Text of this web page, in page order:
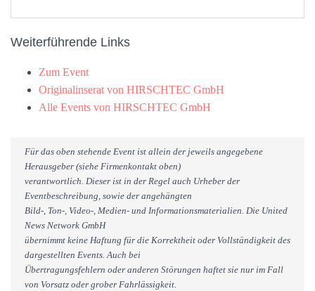
Weiterführende Links
Zum Event
Originalinserat von HIRSCHTEC GmbH
Alle Events von HIRSCHTEC GmbH
Für das oben stehende Event ist allein der jeweils angegebene
Herausgeber (siehe Firmenkontakt oben)
verantwortlich. Dieser ist in der Regel auch Urheber der
Eventbeschreibung, sowie der angehängten
Bild-, Ton-, Video-, Medien- und Informationsmaterialien. Die United
News Network GmbH
übernimmt keine Haftung für die Korrektheit oder Vollständigkeit des
dargestellten Events. Auch bei
Übertragungsfehlern oder anderen Störungen haftet sie nur im Fall
von Vorsatz oder grober Fahrlässigkeit.